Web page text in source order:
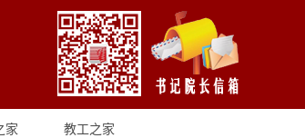
家 教工之家